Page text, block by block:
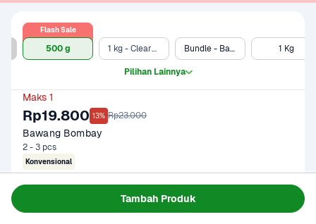
Tambah Produk
500 g
Flash Sale
1 kg - Clearance Sale Bundle - Bawang Bombay 500 gram & Telur Ayam Negeri 10 pcs 1 Kg
Pilihan Lainnya
Maks 1
Rp19.800 13% Rp23.000
Bawang Bombay
2 - 3 pcs
Konvensional
Gagal memuat data